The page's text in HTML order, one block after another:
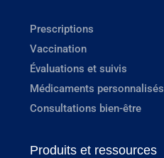
Prescriptions
Vaccination
Évaluations et suivis
Médicaments personnalisés
Consultations bien-être
Produits et ressources